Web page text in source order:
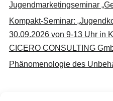
Jugendmarketingseminar
Kompakt-Seminar:
30.09.2026 von 9-13 Uhr in
CICERO CONSULTING
Phänomenologie des